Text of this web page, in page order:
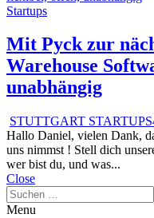
Startups
Mit Pyck zur
Warehouse
unabhängig
STUTTGART STARTUPS
Hallo Daniel, vielen Dank,
uns nimmst ! Stell dich
wer bist du, und was...
Close
Suchen
nach:
Menu